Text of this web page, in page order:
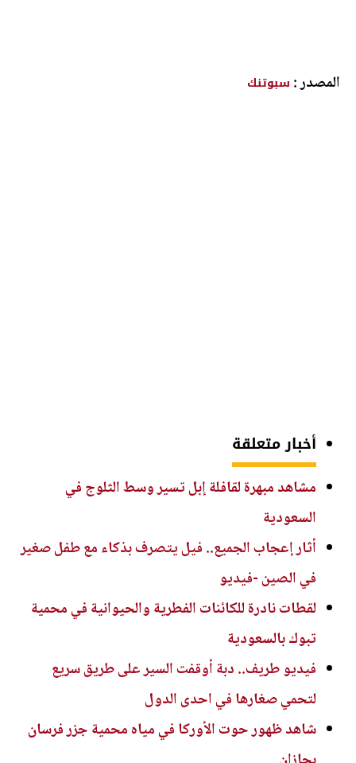
المصدر : سبوتنك
أخبار متعلقة
مشاهد مبهرة لقافلة إبل تسير وسط الثلوج في
السعودية
أثار إعجاب الجميع.. فيل يتصرف بذكاء مع طفل صغير
في الصين -فيديو
لقطات نادرة للكائنات الفطرية والحيوانية في محمية
تبوك بالسعودية
فيديو طريف.. دبة أوقفت السير على طريق سريع
لتحمي صغارها في احدى الدول
شاهد ظهور حوت الأوركا في مياه محمية جزر فرسان